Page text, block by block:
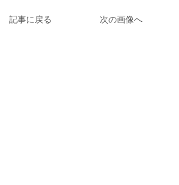
記事に戻る 次の画像へ